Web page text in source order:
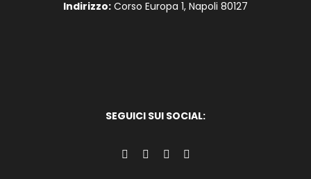
Indirizzo: Corso Europa 1, Napoli 80127
SEGUICI SUI SOCIAL: